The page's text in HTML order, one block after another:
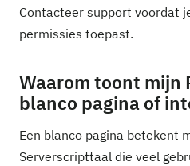
Contacteer support voordat
permissies toepast.
Waarom toont mijn
blanco pagina of
Een blanco pagina betekent
Serverscripttaal die veel